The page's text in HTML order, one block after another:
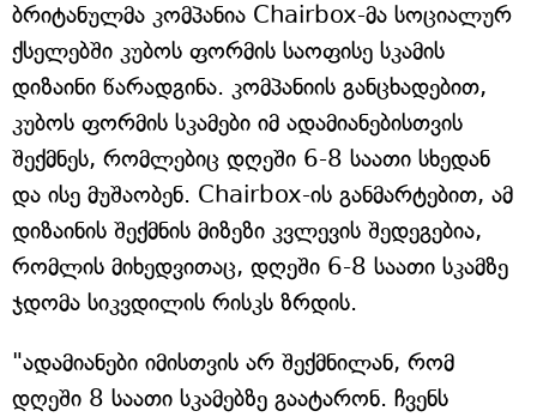
ბრიტანულმა კომპანია Chairbox-მა სოციალურ
ქსელებში კუბოს ფორმის საოფისე სკამის
დიზაინი წარადგინა. კომპანიის განცხადებით,
კუბოს ფორმის სკამები იმ ადამიანებისთვის
შექმნეს, რომლებიც დღეში 6-8 საათი სხედან
და ისე მუშაობენ. Chairbox-ის განმარტებით, ამ
დიზაინის შექმნის მიზეზი კვლევის შედეგებია,
რომლის მიხედვითაც, დღეში 6-8 საათი სკამზე
ჯდომა სიკვდილის რისკს ზრდის.
"ადამიანები იმისთვის არ შექმნილან, რომ
დღეში 8 საათი სკამებზე გაატარონ. ჩვენს